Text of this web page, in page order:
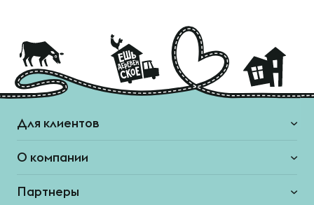
Для клиентов
О компании
Партнеры